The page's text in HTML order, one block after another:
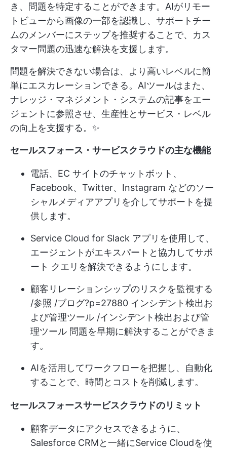
き、問題を特定することができます。AIがリモー
トビューから画像の一部を認識し、サポートチー
ムのメンバーにステップを推奨することで、カス
タマー問題の迅速な解決を支援します。
問題を解決できない場合は、より高いレベルに簡
単にエスカレーションできる。AIツールはまた、
ナレッジ・マネジメント・システムの記事をエー
ジェントに参照させ、生産性とサービス・レベル
の向上を支援する。✨
セールスフォース・サービスクラウドの主な機能
電話、EC サイトのチャットボット、
Facebook、Twitter、Instagram などのソー
シャルメディアアプリを介してサポートを提
供します。
Service Cloud for Slack アプリを使用して、
エージェントがエキスパートと協力してサポ
ート クエリを解決できるようにします。
顧客リレーションシップのリスクを監視する
/参照 /ブログ?p=27880 インシデント検出お
よび管理ツール /インシデント検出および管
理ツール 問題を早期に解決することができま
す。
AIを活用してワークフローを把握し、自動化
することで、時間とコストを削減します。
セールスフォースサービスクラウドのリミット
顧客データにアクセスできるように、
Salesforce CRMと一緒にService Cloudを使